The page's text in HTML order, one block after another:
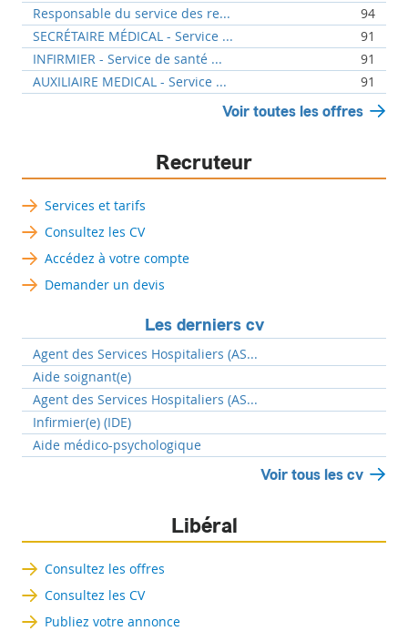
Responsable du service des re...
94
SECRÉTAIRE MÉDICAL - Service ...
91
INFIRMIER - Service de santé ...
91
AUXILIAIRE MEDICAL - Service ...
91
Voir toutes les offres
Recruteur
Services et tarifs
Consultez les CV
Accédez à votre compte
Demander un devis
Les derniers cv
Agent des Services Hospitaliers (AS...
Aide soignant(e)
Agent des Services Hospitaliers (AS...
Infirmier(e) (IDE)
Aide médico-psychologique
Voir tous les cv
Libéral
Consultez les offres
Consultez les CV
Publiez votre annonce